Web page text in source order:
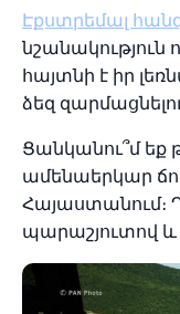
Էքստրեմալ
նշանակություն
հայտնի է իր
ձեզ
Ցանկանու՞մ եք
ամենաերկար
Հայաստանում։
պարաշյուտով և